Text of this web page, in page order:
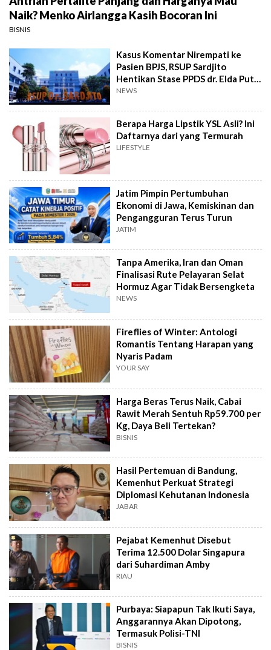
Naik? Menko Airlangga Kasih Bocoran Ini
BISNIS
Kasus Komentar Nirempati ke
Pasien BPJS, RSUP Sardjito
Hentikan Stase PPDS dr. Elda Putri
Rahardini
NEWS
Berapa Harga Lipstik YSL Asli? Ini
Daftarnya dari yang Termurah
LIFESTYLE
Jatim Pimpin Pertumbuhan
Ekonomi di Jawa, Kemiskinan dan
Pengangguran Terus Turun
JATIM
Tanpa Amerika, Iran dan Oman
Finalisasi Rute Pelayaran Selat
Hormuz Agar Tidak Bersengketa
NEWS
Fireflies of Winter: Antologi
Romantis Tentang Harapan yang
Nyaris Padam
YOUR SAY
Harga Beras Terus Naik, Cabai
Rawit Merah Sentuh Rp59.700 per
Kg, Daya Beli Tertekan?
BISNIS
Hasil Pertemuan di Bandung,
Kemenhut Perkuat Strategi
Diplomasi Kehutanan Indonesia
JABAR
Pejabat Kemenhut Disebut
Terima 12.500 Dolar Singapura
dari Suhardiman Amby
RIAU
Purbaya: Siapapun Tak Ikuti Saya,
Anggarannya Akan Dipotong,
Termasuk Polisi-TNI
BISNIS